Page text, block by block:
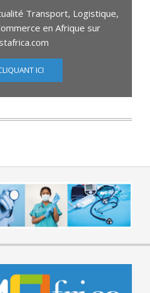
Transport, Logistique,
en Afrique sur
ICI